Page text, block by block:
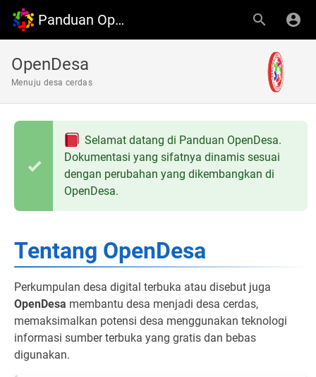
Panduan OpenDesa
OpenDesa
Menuju desa cerdas
Selamat datang di Panduan OpenDesa.
Dokumentasi yang sifatnya dinamis sesuai
dengan perubahan yang dikembangkan di
OpenDesa.
Tentang OpenDesa
Perkumpulan desa digital terbuka atau disebut juga
OpenDesa membantu desa menjadi desa cerdas,
memaksimalkan potensi desa menggunakan teknologi
informasi sumber terbuka yang gratis dan bebas
digunakan.